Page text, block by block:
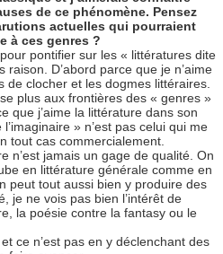
de ce phénomène. Pensez
actuelles qui pourraient
à ces genres ?
pontifier sur les « littératures dite
raison. D’abord parce que je n’aime
de clocher et les dogmes littéraires.
plus aux frontières des « genres »
que j’aime la littérature dans son
» n’est pas celui qui me
tout cas commercialement.
n’est jamais un gage de qualité. On
en littérature générale comme en
peut tout aussi bien y produire des
je ne vois pas bien l’intérêt de
la poésie contre la fantasy ou le
ce n’est pas en y déclenchant des